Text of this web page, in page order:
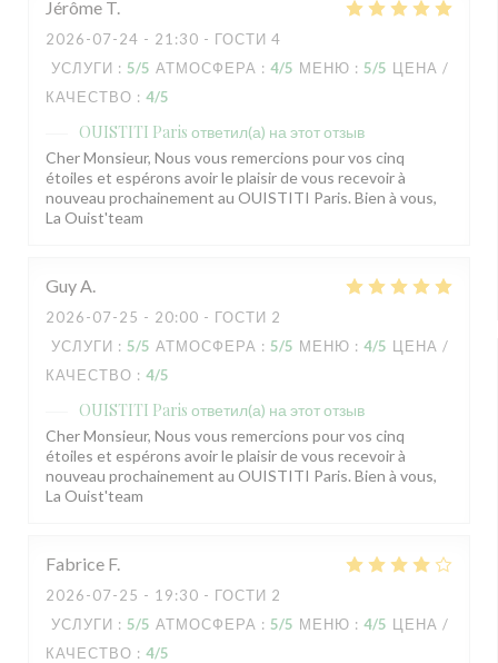
Jérôme T
2026-07-24 - 21:30 - ГОСТИ 4
УСЛУГИ : 5/5 АТМОСФЕРА : 4/5 МЕНЮ : 5/5 ЦЕНА /
КАЧЕСТВО : 4/5
OUISTITI Paris ответил(а) на этот отзыв
Cher Monsieur, Nous vous remercions pour vos cinq
étoiles et espérons avoir le plaisir de vous recevoir à
nouveau prochainement au OUISTITI Paris. Bien à vous,
La Ouist'team
GuyA
2026-07-25 - 20:00 - ГОСТИ 2
УСЛУГИ : 5/5 АТМОСФЕРА : 5/5 МЕНЮ : 4/5 ЦЕНА /
КАЧЕСТВО : 4/5
OUISTITI Paris ответил(а) на этот отзыв
Cher Monsieur, Nous vous remercions pour vos cinq
étoiles et espérons avoir le plaisir de vous recevoir à
nouveau prochainement au OUISTITI Paris. Bien à vous,
La Ouist'team
Fabrice F
2026-07-25 - 19:30 - ГОСТИ 2
УСЛУГИ : 5/5 АТМОСФЕРА : 5/5 МЕНЮ : 4/5 ЦЕНА /
КАЧЕСТВО : 4/5